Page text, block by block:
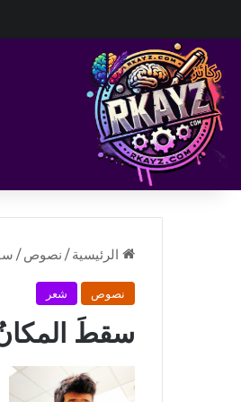
الرئيسية / نصوص /
نصوص شعر
سقطَ